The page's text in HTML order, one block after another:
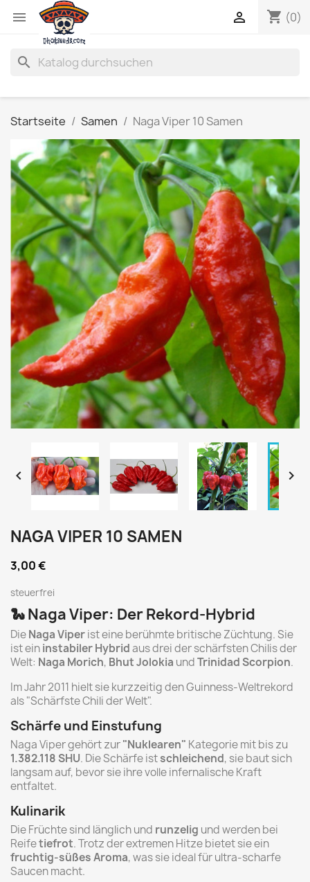
 shopping_cart (0)

search
Startseite Samen Naga Viper 10 Samen
 
NAGA VIPER 10 SAMEN
3,00 €
steuerfrei
🐍 Naga Viper: Der Rekord-Hybrid
DieNaga Viperist eine berühmte britische Züchtung. Sie
ist eininstabiler Hybridaus drei der schärfsten Chilis der
Welt: Naga Morich, Bhut Jolokia undTrinidad Scorpion.
Im Jahr 2011 hielt sie kurzzeitig den Guinness-Weltrekord
als "Schärfste Chili der Welt".
Schärfe und Einstufung
Naga Viper gehört zur"Nuklearen" Kategorie mit bis zu
1.382.118 SHU. Die Schärfe istschleichend, sie baut sich
langsam auf, bevor sie ihre volle infernalische Kraft
entfaltet.
Kulinarik
Die Früchte sind länglich und runzelig und werden bei
Reifetiefrot. Trotz der extremen Hitze bietet sie ein
fruchtig-süßes Aroma, was sie ideal für ultra-scharfe
Saucen macht.